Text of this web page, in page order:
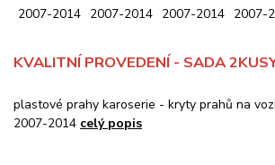
KVALITNÍ PROVEDENÍ - SADA
plastové prahy karoserie - kryty prahů na
2007-2014 celý popis